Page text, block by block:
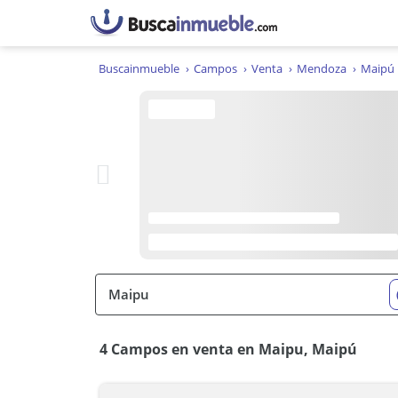
Buscainmueble Campos Venta Mendoza Maipú
4 Campos en venta en Maipu, Maipú